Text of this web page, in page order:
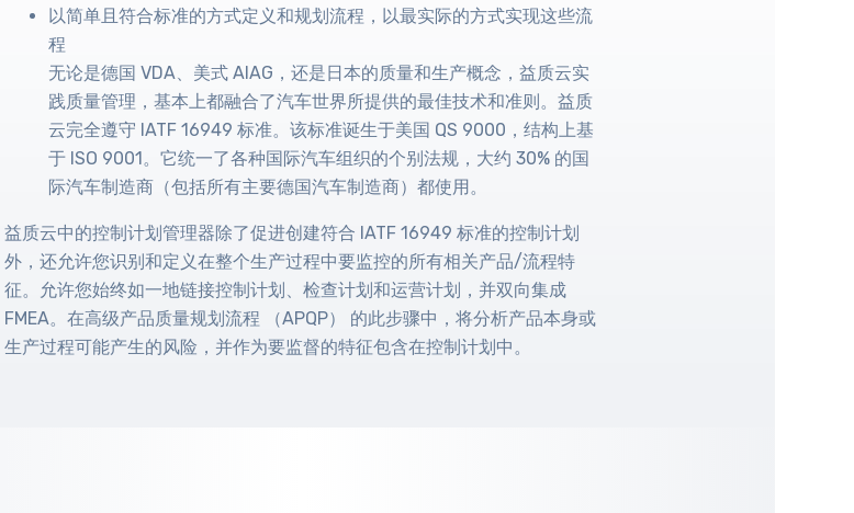
以简单且符合标准的方式定义和规划流程，以最实际的方式实现这些流
程
无论是德国 VDA、美式 AIAG，还是日本的质量和生产概念，益质云实
践质量管理，基本上都融合了汽车世界所提供的最佳技术和准则。益质
云完全遵守 IATF 16949 标准。该标准诞生于美国 QS 9000，结构上基
于 ISO 9001。它统一了各种国际汽车组织的个别法规，大约 30% 的国
际汽车制造商（包括所有主要德国汽车制造商）都使用。
益质云中的控制计划管理器除了促进创建符合 IATF 16949 标准的控制计划
外，还允许您识别和定义在整个生产过程中要监控的所有相关产品/流程特
征。允许您始终如一地链接控制计划、检查计划和运营计划，并双向集成
FMEA。在高级产品质量规划流程 （APQP） 的此步骤中，将分析产品本身或
生产过程可能产生的风险，并作为要监督的特征包含在控制计划中。